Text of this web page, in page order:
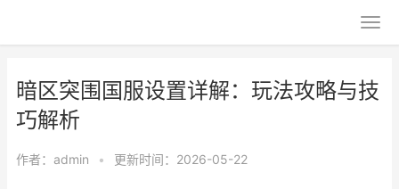
暗区突围国服设置详解：玩法攻略与技
巧解析
作者： admin • 更新时间：2026-05-22